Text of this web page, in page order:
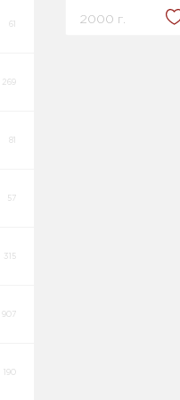
61
269
81
57
315
907
190
2000 г.